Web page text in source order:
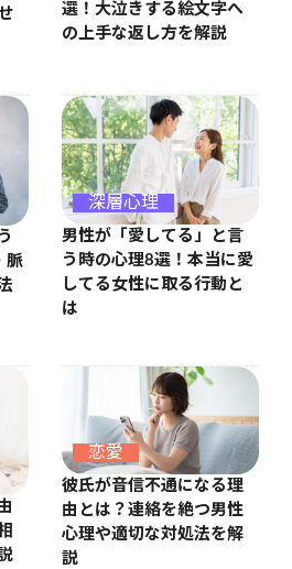
選！大泣きする絵文字へ
の上手な返し方を解説
脈
深層心理
男性が「愛してる」と言
う時の心理8選！本当に愛
してる女性に取る行動と
は
恋愛
彼氏が音信不通になる理
由とは？連絡を絶つ男性
心理や適切な対処法を解
説